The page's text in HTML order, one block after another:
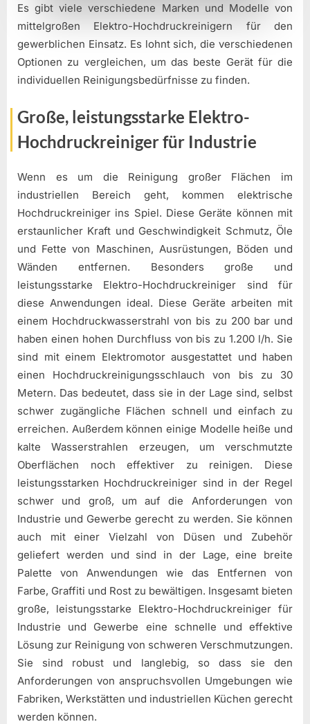
Es gibt viele verschiedene Marken und Modelle von
mittelgroßen Elektro-Hochdruckreinigern für den
gewerblichen Einsatz. Es lohnt sich, die verschiedenen
Optionen zu vergleichen, um das beste Gerät für die
individuellen Reinigungsbedürfnisse zu finden.
Große, leistungsstarke Elektro-
Hochdruckreiniger für Industrie
Wenn es um die Reinigung großer Flächen im
industriellen Bereich geht, kommen elektrische
Hochdruckreiniger ins Spiel. Diese Geräte können mit
erstaunlicher Kraft und Geschwindigkeit Schmutz, Öle
und Fette von Maschinen, Ausrüstungen, Böden und
Wänden entfernen. Besonders große und
leistungsstarke Elektro-Hochdruckreiniger sind für
diese Anwendungen ideal. Diese Geräte arbeiten mit
einem Hochdruckwasserstrahl von bis zu 200 bar und
haben einen hohen Durchfluss von bis zu 1.200 l/h. Sie
sind mit einem Elektromotor ausgestattet und haben
einen Hochdruckreinigungsschlauch von bis zu 30
Metern. Das bedeutet, dass sie in der Lage sind, selbst
schwer zugängliche Flächen schnell und einfach zu
erreichen. Außerdem können einige Modelle heiße und
kalte Wasserstrahlen erzeugen, um verschmutzte
Oberflächen noch effektiver zu reinigen. Diese
leistungsstarken Hochdruckreiniger sind in der Regel
schwer und groß, um auf die Anforderungen von
Industrie und Gewerbe gerecht zu werden. Sie können
auch mit einer Vielzahl von Düsen und Zubehör
geliefert werden und sind in der Lage, eine breite
Palette von Anwendungen wie das Entfernen von
Farbe, Graffiti und Rost zu bewältigen. Insgesamt bieten
große, leistungsstarke Elektro-Hochdruckreiniger für
Industrie und Gewerbe eine schnelle und effektive
Lösung zur Reinigung von schweren Verschmutzungen.
Sie sind robust und langlebig, so dass sie den
Anforderungen von anspruchsvollen Umgebungen wie
Fabriken, Werkstätten und industriellen Küchen gerecht
werden können.